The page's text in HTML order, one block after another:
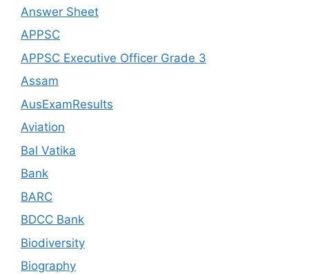
Answer Sheet
APPSC
APPSC Executive Officer Grade 3
Assam
AusExamResults
Aviation
Bal Vatika
Bank
BARC
BDCC Bank
Biodiversity
Biography